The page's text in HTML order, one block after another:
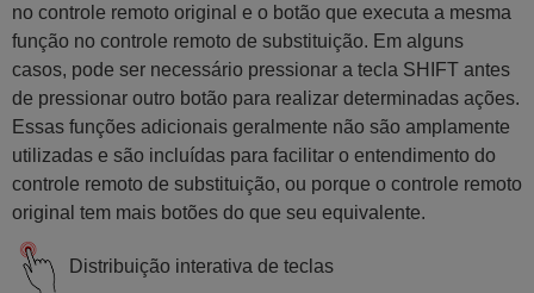
no controle remoto original e o botão que executa a mesma
função no controle remoto de substituição. Em alguns
casos, pode ser necessário pressionar a tecla SHIFT antes
de pressionar outro botão para realizar determinadas ações.
Essas funções adicionais geralmente não são amplamente
utilizadas e são incluídas para facilitar o entendimento do
controle remoto de substituição, ou porque o controle remoto
original tem mais botões do que seu equivalente.
Distribuição interativa de teclas